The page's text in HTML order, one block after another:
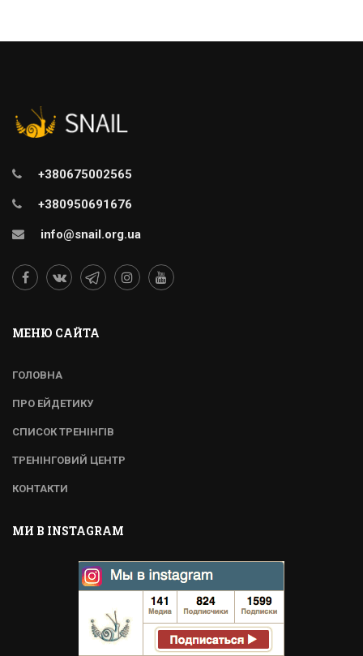
+380675002565
+380950691676
info@snail.org.ua
МЕНЮ САЙТА
ГОЛОВНА
ПРО ЕЙДЕТИКУ
СПИСОК ТРЕНІНГІВ
ТРЕНІНГОВИЙ ЦЕНТР
КОНТАКТИ
МИ В INSTAGRAM